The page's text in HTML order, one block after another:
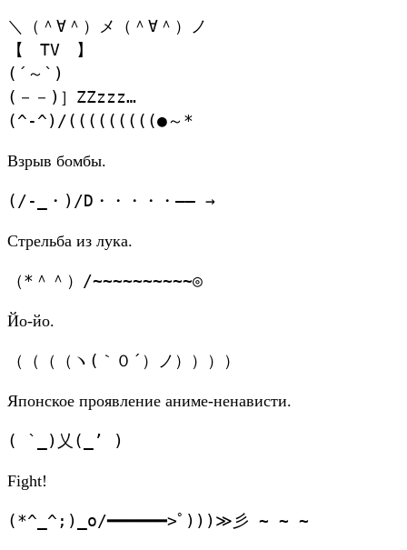
＼（＾∀＾）メ（＾∀＾）ノ
【 TV 】
(´～`)
(－－)］ZZzzz…
(^-^)/(((((((((●～*
Взрыв бомбы.
(/-_・)/D・・・・・—— →
Стрельба из лука.
（*＾＾）/~~~~~~~~~~◎
Йо-йо.
（（（（ヽ(｀０´）ノ））））
Японское проявление аниме-ненависти.
( `_)乂(_’ )
Fight!
(*^_^;)_o/━━━━━━>ﾟ)))≫彡 ~ ~ ~